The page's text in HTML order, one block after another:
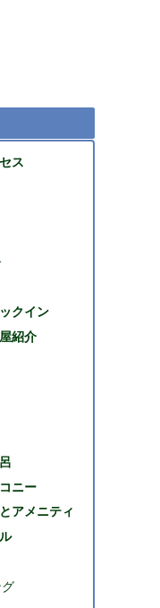
ス
クイン
紹介
ニー
アメニティ